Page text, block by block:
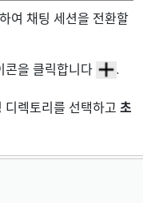
여 채팅 세션을 전환할
콘을 클릭합니다
.
디렉토리를 선택하고초